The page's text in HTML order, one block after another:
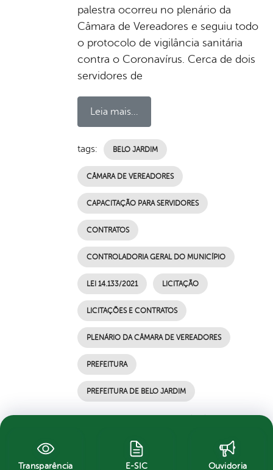
palestra ocorreu no plenário da
Câmara de Vereadores e seguiu todo
o protocolo de vigilância sanitária
contra o Coronavírus. Cerca de dois
servidores de
Leia mais...
tags: BELO JARDIM
CÂMARA DE VEREADORES
CAPACITAÇÃO PARA SERVIDORES
CONTRATOS
CONTROLADORIA GERAL DO MUNICÍPIO
LEI 14.133/2021 LICITAÇÃO
LICITAÇÕES E CONTRATOS
PLENÁRIO DA CÂMARA DE VEREADORES
PREFEITURA
PREFEITURA DE BELO JARDIM
Transparência E-SIC Ouvidoria